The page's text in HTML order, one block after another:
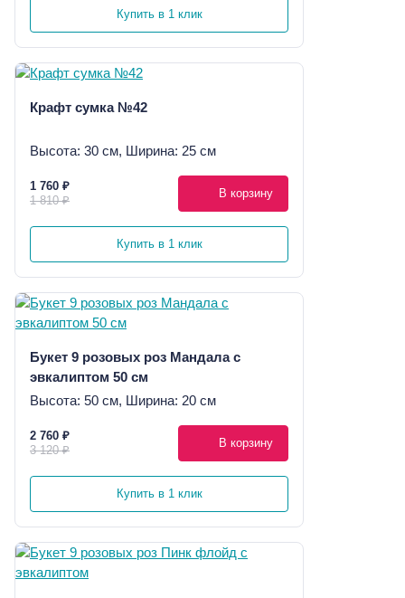
Купить в 1 клик
Крафт сумка №42
Высота: 30 см, Ширина: 25 см
1 760 ₽
1 810 ₽
В корзину
Купить в 1 клик
Букет 9 розовых роз Мандала с
эвкалиптом 50 см
Высота: 50 см, Ширина: 20 см
2 760 ₽
3 120 ₽
В корзину
Купить в 1 клик